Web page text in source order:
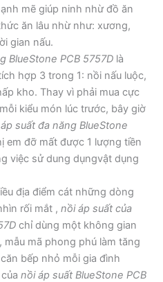
mẽ giúp ninh nhừ đồ ăn
ăn lâu nhừ như: xương,
gian nấu.
BlueStone PCB 5757Dlà
hợp 3 trong 1: nồi nấu luộc,
kho. Thay vì phải mua cực
kiểu món lúc trước, bây giờ
suất đa năng BlueStone
em đỡ mất được 1 lượng tiền
việc sử dung dụngvật dụng
địa điểm cát những dòng
rối mắt , nồi áp suất của
chỉ dùng một không gian
mã phong phú làm tăng
bếp nhỏ mỗi gia đình
nồi áp suất BlueStone PCB